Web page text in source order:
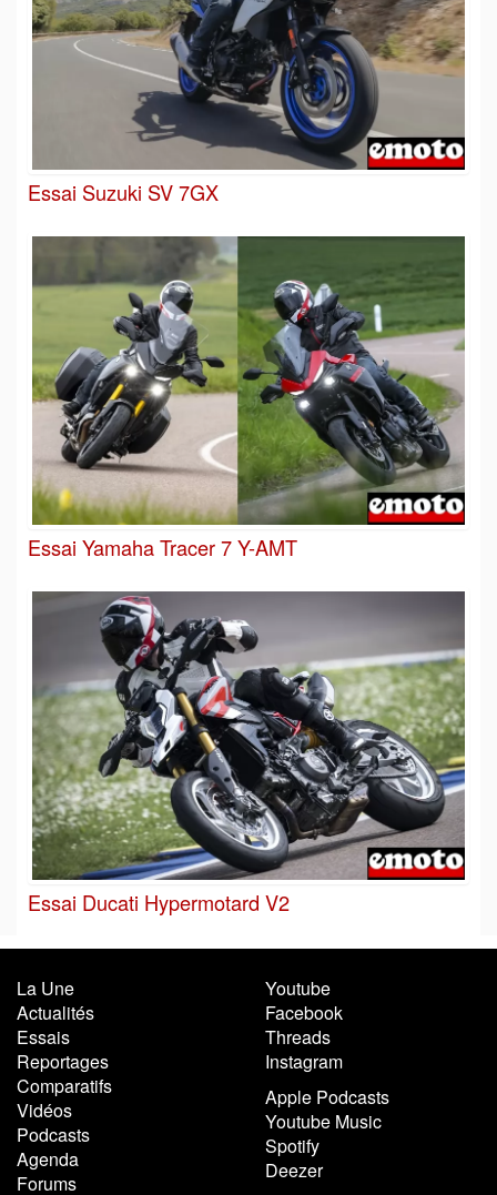
Essai Suzuki SV 7GX
Essai Yamaha Tracer 7 Y-AMT
Essai Ducati Hypermotard V2
La Une
Actualités
Essais
Reportages
Comparatifs
Vidéos
Podcasts
Agenda
Forums
Youtube
Facebook
Threads
Instagram
Apple Podcasts
Youtube Music
Spotify
Deezer